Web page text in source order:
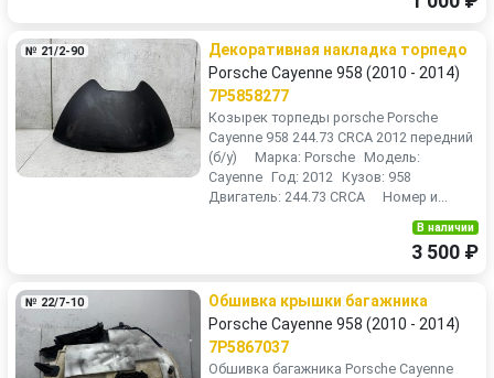
№ 21/2-90
Декоративная накладка торпедо
Porsche Cayenne 958 (2010 - 2014)
7P5858277
Козырек торпеды porsche Porsche
Cayenne 958 244.73 CRCA 2012 передний
(б/у) Марка: Porsche Модель:
Cayenne Год: 2012 Кузов: 958
Двигатель: 244.73 CRCA Номер и...
В наличии
3 500 ₽
№ 22/7-10
Обшивка крышки багажника
Porsche Cayenne 958 (2010 - 2014)
7P5867037
Обшивка багажника Porsche Cayenne